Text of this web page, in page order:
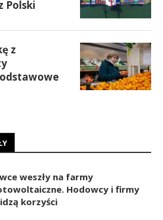
Polski
z
weszły na farmy
Hodowcy i firmy
korzyści